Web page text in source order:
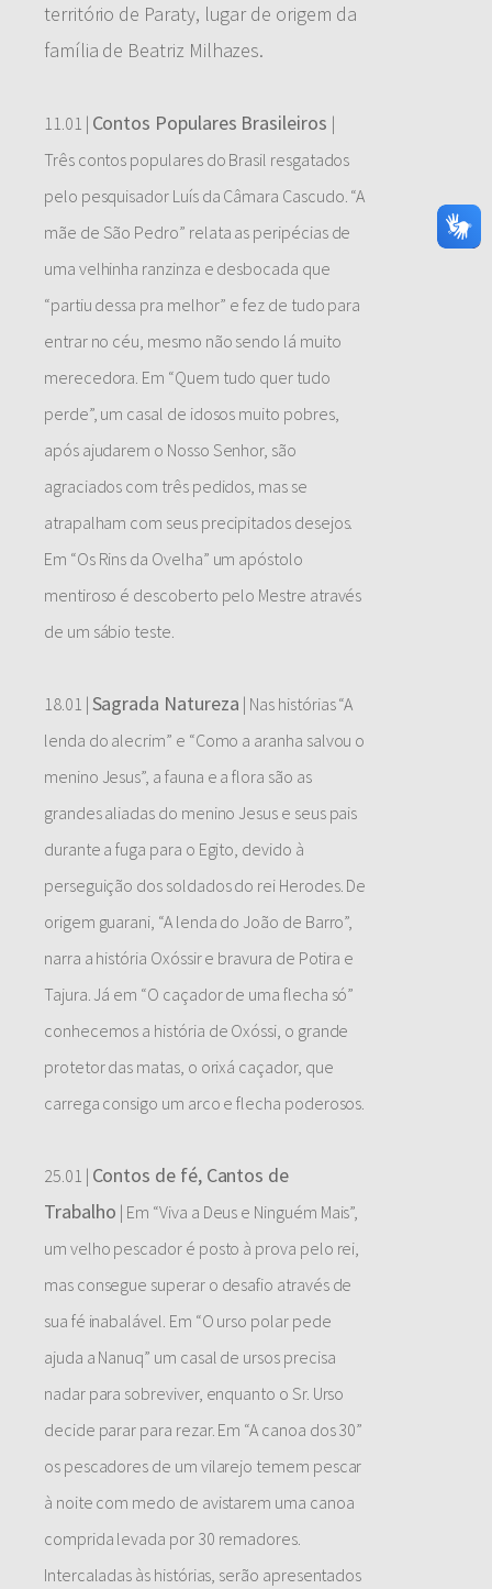
território de Paraty, lugar de origem da
família de Beatriz Milhazes.
11.01 | Contos Populares Brasileiros |
Três contos populares do Brasil resgatados
pelo pesquisador Luís da Câmara Cascudo. “A
mãe de São Pedro” relata as peripécias de
uma velhinha ranzinza e desbocada que
“partiu dessa pra melhor” e fez de tudo para
entrar no céu, mesmo não sendo lá muito
merecedora. Em “Quem tudo quer tudo
perde”, um casal de idosos muito pobres,
após ajudarem o Nosso Senhor, são
agraciados com três pedidos, mas se
atrapalham com seus precipitados desejos.
Em “Os Rins da Ovelha” um apóstolo
mentiroso é descoberto pelo Mestre através
de um sábio teste.
18.01 | Sagrada Natureza | Nas histórias “A
lenda do alecrim” e “Como a aranha salvou o
menino Jesus”, a fauna e a flora são as
grandes aliadas do menino Jesus e seus pais
durante a fuga para o Egito, devido à
perseguição dos soldados do rei Herodes. De
origem guarani, “A lenda do João de Barro”,
narra a história Oxóssir e bravura de Potira e
Tajura. Já em “O caçador de uma flecha só”
conhecemos a história de Oxóssi, o grande
protetor das matas, o orixá caçador, que
carrega consigo um arco e flecha poderosos.
25.01 | Contos de fé, Cantos de
Trabalho | Em “Viva a Deus e Ninguém Mais”,
um velho pescador é posto à prova pelo rei,
mas consegue superar o desafio através de
sua fé inabalável. Em “O urso polar pede
ajuda a Nanuq” um casal de ursos precisa
nadar para sobreviver, enquanto o Sr. Urso
decide parar para rezar. Em “A canoa dos 30”
os pescadores de um vilarejo temem pescar
à noite com medo de avistarem uma canoa
comprida levada por 30 remadores.
Intercaladas às histórias, serão apresentados